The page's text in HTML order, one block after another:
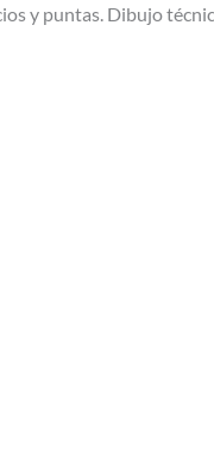
y puntas. Dibujo